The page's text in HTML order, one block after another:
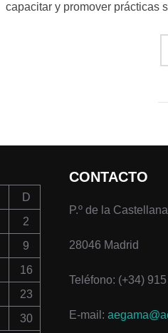
capacitar y promover prácticas
D
2
9
16
23
30
CONTACTO
P.º de la
28046 Madrid
Teléfono: (+34)
E-mail: